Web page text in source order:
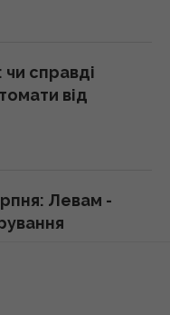
пульс перед
протидії
грошей
справді
від
Левам -
місяці